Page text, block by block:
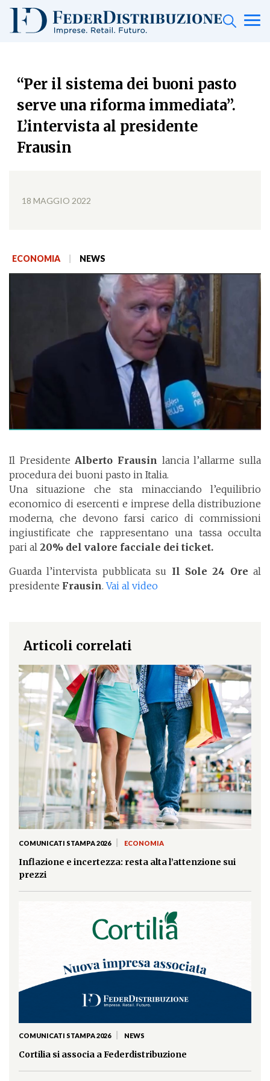
“Per il sistema dei buoni pasto
serve una riforma immediata”.
L’intervista al presidente
Frausin
18 MAGGIO 2022
ECONOMIA NEWS
Il PresidenteAlberto Frausin lancia l’allarme sulla
procedura dei buoni pasto in Italia.
Una situazione che sta minacciando l’equilibrio
economico di esercenti e imprese della distribuzione
moderna, che devono farsi carico di commissioni
ingiustificate che rappresentano una tassa occulta
pari al 20% del valore facciale dei ticket.
Guarda l’intervista pubblicata su Il Sole 24 Ore al
presidente Frausin.Vai al video
Articoli correlati
COMUNICATI STAMPA 2026 ECONOMIA
Inflazione e incertezza: resta alta l’attenzione sui
prezzi
COMUNICATI STAMPA 2026 NEWS
Cortilia si associa a Federdistribuzione